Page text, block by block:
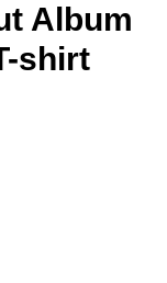
Album
shirt